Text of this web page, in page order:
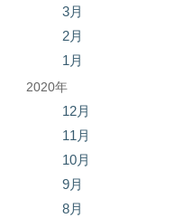
3月
2月
1月
2020年
12月
11月
10月
9月
8月